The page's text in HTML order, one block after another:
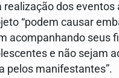
realização dos eventos
“podem causar
acompanhando seus
e não sejam
pelos manifestantes”.